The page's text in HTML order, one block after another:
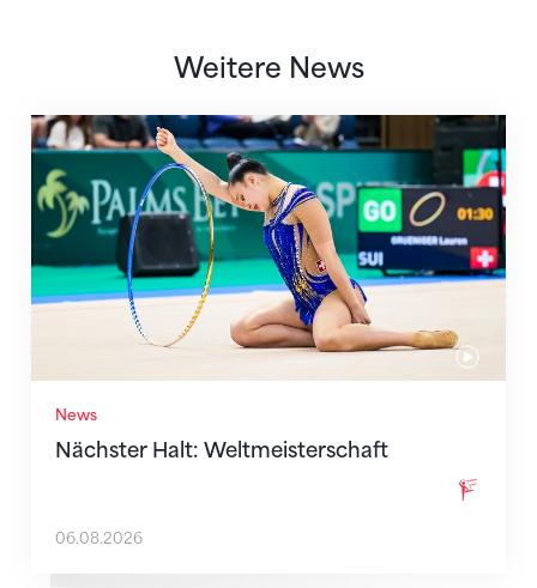
Weitere News
News
Nächster Halt: Weltmeisterschaft
Nächster Halt: Weltmeisterschaft
06.08.2026